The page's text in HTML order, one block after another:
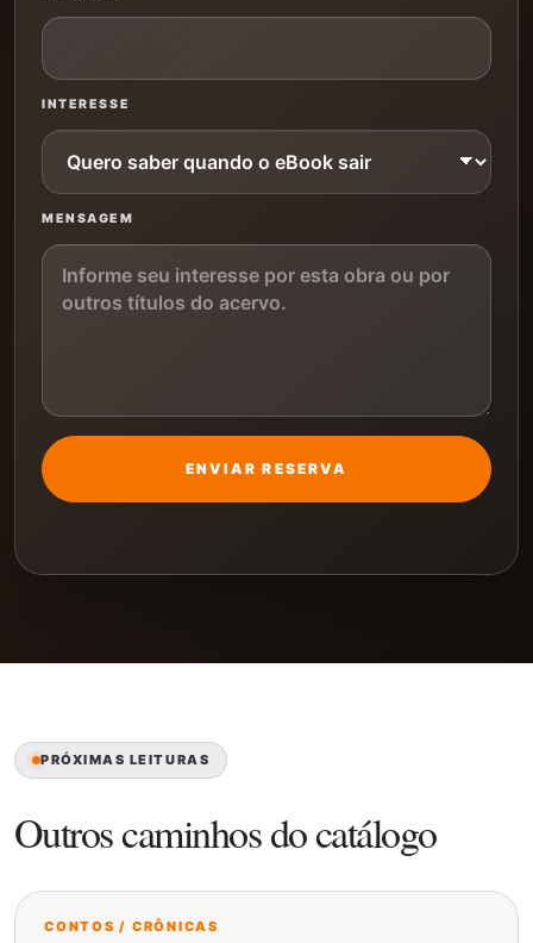
INTERESSE
MENSAGEM
ENVIAR RESERVA
PRÓXIMAS LEITURAS
Outros caminhos do catálogo
CONTOS / CRÔNICAS